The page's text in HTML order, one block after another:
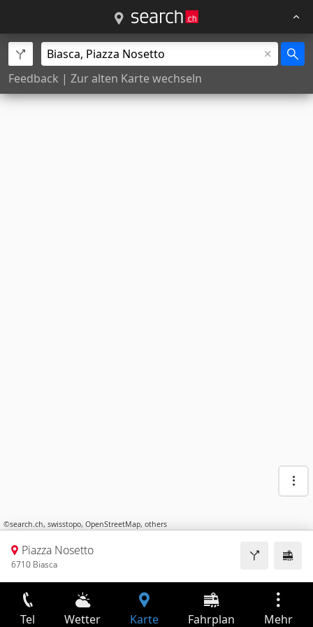
Feedback | Zur alten Karte wechseln
©search.ch, swisstopo, OpenStreetMap, others
Piazza Nosetto
6710 Biasca
Tel Wetter Karte Fahrplan Mehr